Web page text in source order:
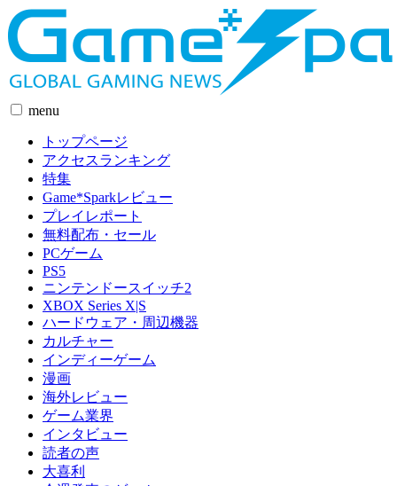
menu
トップページ
アクセスランキング
特集
Game*Sparkレビュー
プレイレポート
無料配布・セール
PCゲーム
PS5
ニンテンドースイッチ2
XBOX Series X|S
ハードウェア・周辺機器
カルチャー
インディーゲーム
漫画
海外レビュー
ゲーム業界
インタビュー
読者の声
大喜利